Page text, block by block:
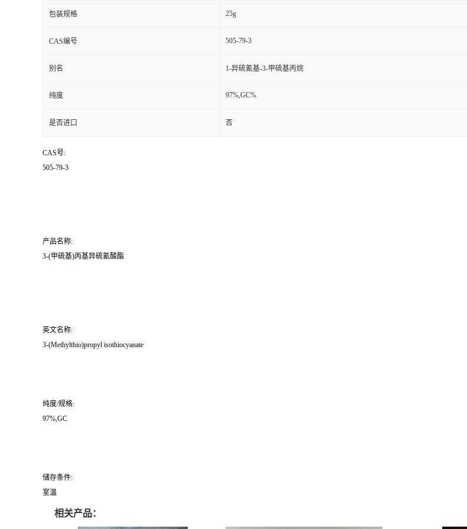
包装规格 25g
CAS编号 505-79-3
别名 1-异硫氰基-3-甲硫基丙烷
纯度 97%,GC%
是否进口 否
CAS号:
505-79-3
产品名称:
3-(甲硫基)丙基异硫氰酸酯
英文名称:
3-(Methylthio)propyl isothiocyanate
纯度/规格:
97%,GC
储存条件:
室温
相关产品：